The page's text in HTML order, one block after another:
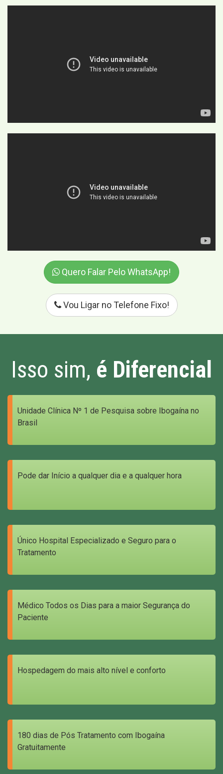
Quero Falar Pelo WhatsApp!
Vou Ligar no Telefone Fixo!
Isso sim, é Diferencial
Unidade Clínica Nº 1 de Pesquisa sobre Ibogaína no
Brasil
Pode dar Início a qualquer dia e a qualquer hora
Único Hospital Especializado e Seguro para o
Tratamento
Médico Todos os Dias para a maior Segurança do
Paciente
Hospedagem do mais alto nível e conforto
180 dias de Pós Tratamento com Ibogaína
Gratuitamente